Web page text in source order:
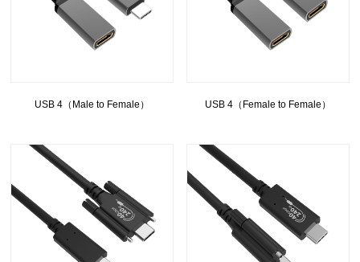
USB 4（Male to Female） USB 4（Female to Female）